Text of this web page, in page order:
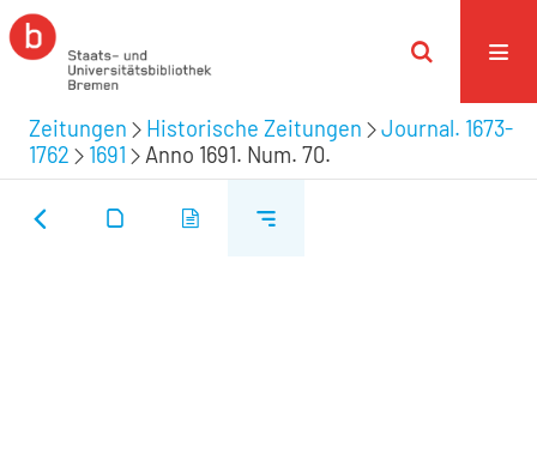
Zeitungen Historische Zeitungen
Journal. 1673-
1762
1691 Anno 1691. Num. 70.